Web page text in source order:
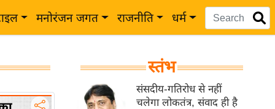
मनोरंजन जगत राजनीति धर्म
स्तंभ
संसदीय-गतिरोध से नहीं
चलेगा लोकतंत्र, संवाद ही है